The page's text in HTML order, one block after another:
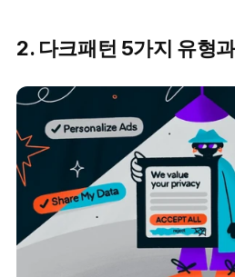
2. 다크패턴 5가지 유형